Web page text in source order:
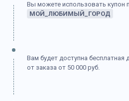
Вы можете использовать купон
МОЙ_ЛЮБИМЫЙ_ГОРОД
Вам будет доступна бесплатная
от заказа от 50 000 руб.